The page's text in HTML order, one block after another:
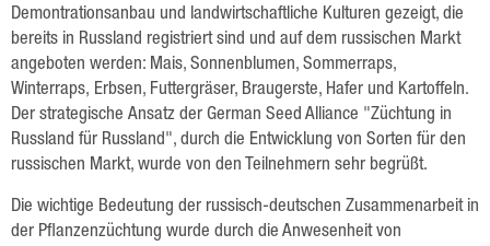
Demontrationsanbau und landwirtschaftliche Kulturen gezeigt, die
bereits in Russland registriert sind und auf dem russischen Markt
angeboten werden: Mais, Sonnenblumen, Sommerraps,
Winterraps, Erbsen, Futtergräser, Braugerste, Hafer und Kartoffeln.
Der strategische Ansatz der German Seed Alliance "Züchtung in
Russland für Russland", durch die Entwicklung von Sorten für den
russischen Markt, wurde von den Teilnehmern sehr begrüßt.
Die wichtige Bedeutung der russisch-deutschen Zusammenarbeit in
der Pflanzenzüchtung wurde durch die Anwesenheit von
Triticale
Gerste
Weizen
Hülsenfrüchte
Mais